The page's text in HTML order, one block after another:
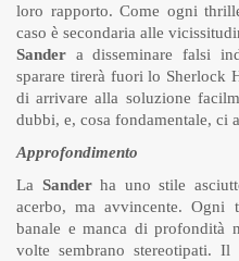
loro rapporto. Come ogni
caso è secondaria alle
Sander a disseminare falsi
sparare tirerà fuori lo Sherlock
di arrivare alla soluzione
dubbi, e, cosa fondamentale, ci
Approfondimento
La Sanderha uno stile
acerbo, ma avvincente. Ogni
banale e manca di profondità
volte sembrano stereotipati.